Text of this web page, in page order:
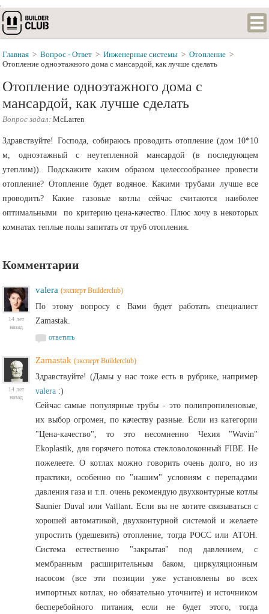
.
Главная > Вопрос - Ответ > Инженерные системы > Отопление >
Отопление одноэтажного дома с мансардой, как лучше сделать
Отопление одноэтажного дома с
мансардой, как лучше сделать
Вопрос задал: McLarren
Здравствуйте! Господа, собираюсь проводить отопление (дом 10*10
м, одноэтажный с неутепленной мансардой (в последующем
утеплим)). Подскажите каким образом целессообразнее провести
отопление? Отопление будет водяное. Какими трубами лучше все
проводить? Какие газовые котлы сейчас считаются наиболее
оптимальными по критерию цена-качество. Плюс хочу в некоторых
комнатах теплые полы запитать от труб отопления.
Комментарии
14 лет
назад
valera (эксперт Builderclub)
По этому вопросу с Вами будет работать специалист
Zamastak.
ответить
14 лет
назад
Zamastak (эксперт Builderclub)
Здравствуйте! (Дамы у нас тоже есть в рубрике, например
valera:)
Сейчас самые популярные трубы - это полипропиленовые,
их выбор огромен, по качеству разные. Если из категории
"Цена-качество", то это несомненно Чехия "Wavin"
Ekoplastik, для горячего потока стекловолоконный FIBE. Не
пожелеете. О котлах можно говорить очень долго, но из
практики, особенно по "нашим" условиям с перепадами
давления газа и т.п. очень рекомендую двухконтурные котлы
Saunier Duval илиVaillant. Если вы не хотите связываться с
хорошей автоматикой, двухконтурной системой и желаете
упростить (удешевить) отопление, тогда РОСС или АТОН.
Система естественно "закрытая" под давлением, с
мембранным расширительным баком, циркуляционным
насосом (все эти позиции уже установлены во всех
импортных котлах, но обязательно уточните) и источником
бесперебойного питания, если не будет этого, тогда